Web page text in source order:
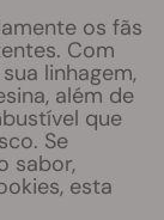
os fãs
Com
linhagem,
além de
que
Se
sabor,
esta